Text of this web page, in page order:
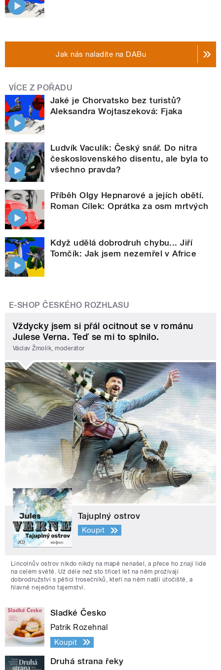
Jak nás naladíte na DABu
VÍCE Z POŘADU
Jaké je Chorvatsko bez turistů?
Aleksandra Wojtaszeková: Fjaka
Ludvík Vaculík: Český snář. Do nitra
československého disentu, ale byla to
všechno pravda?
Příběh Olgy Hepnarové a jejích obětí.
Roman Cílek: Oprátka za osm mrtvých
Když udělá dobrodruh chybu... Jiří
Tomčík: Jak jsem nezemřel v Africe
E-SHOP ČESKÉHO ROZHLASU
Vždycky jsem si přál ocitnout se v románu
Julese Verna. Teď se mi to splnilo.
Václav Žmolík, moderátor
Tajuplný ostrov
Koupit
Lincolnův ostrov nikdo nikdy na mapě nenašel, a přece ho znají lidé
na celém světě. Už déle než sto třicet let na něm prožívají
dobrodružství s pěticí trosečníků, kteří na něm našli útočiště, a
hlavně nejedno tajemství.
Sladké Česko
Patrik Rozehnal
Koupit
Druhá strana řeky